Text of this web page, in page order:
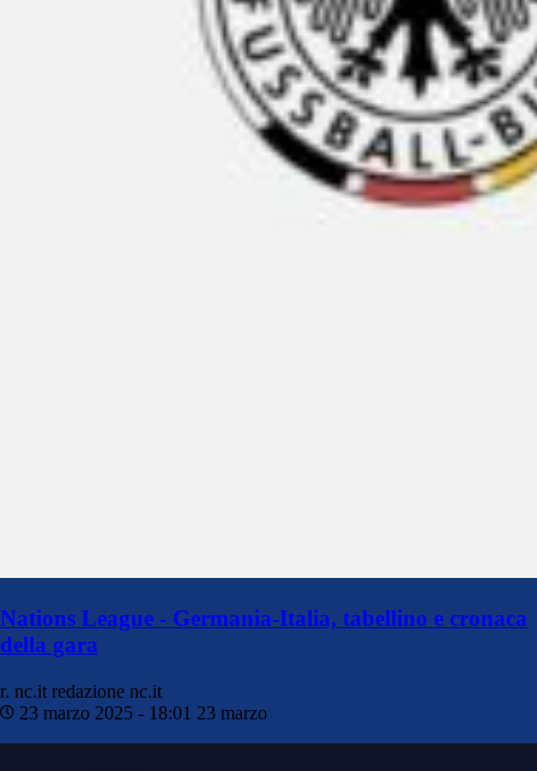
Nations League - Germania-Italia, tabellino e cronaca
della gara
r. nc.it redazione nc.it
23 marzo 2025 - 18:01 23 marzo